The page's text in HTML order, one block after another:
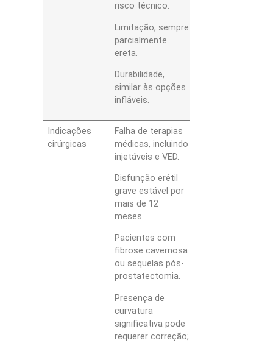
risco técnico.
Limitação, sempre
parcialmente
ereta.
Durabilidade,
similar às opções
infláveis.
Indicações
cirúrgicas
Falha de terapias
médicas, incluindo
injetáveis e VED.
Disfunção erétil
grave estável por
mais de 12
meses.
Pacientes com
fibrose cavernosa
ou sequelas pós-
prostatectomia.
Presença de
curvatura
significativa pode
requerer correção;